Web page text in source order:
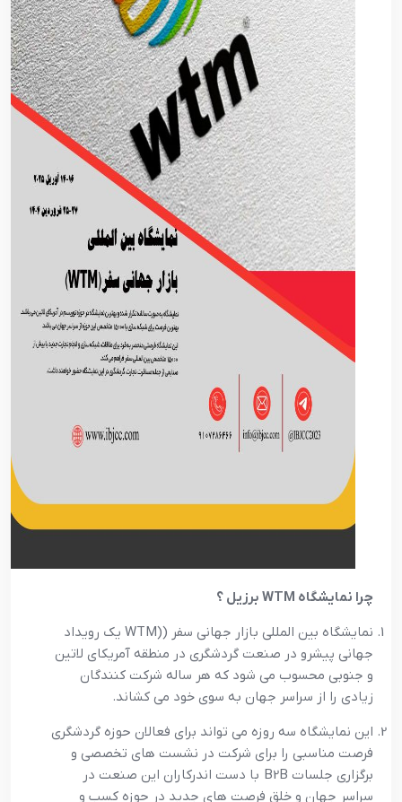
چرا نمایشگاه WTM برزیل ؟
نمایشگاه بین المللی بازار جهانی سفر ((WTM یک رویداد
جهانی پیشرو در صنعت گردشگری در منطقه آمریکای لاتین
و جنوبی محسوب می شود که هر ساله شرکت کنندگان
زیادی را از سراسر جهان به سوی خود می کشاند.
این نمایشگاه سه روزه می تواند برای فعالان حوزه گردشگری
فرصت مناسبی را برای شرکت در نشست های تخصصی و
برگزاری جلسات B2B با دست اندرکاران این صنعت در
سراسر جهان و خلق فرصت های جدید در حوزه کسب و